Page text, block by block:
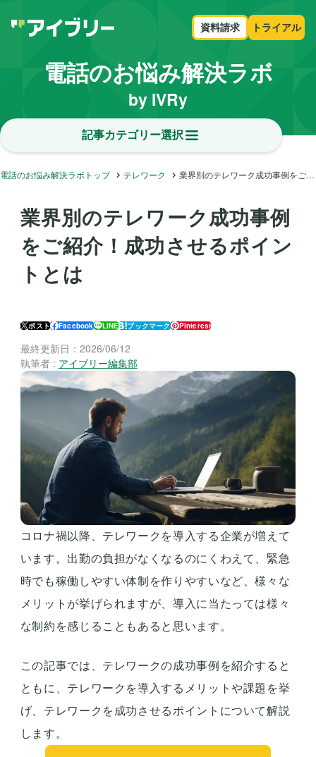
資料請求 トライアル
電話のお悩み解決ラボ
by IVRy
記事カテゴリー選択
電話のお悩み解決ラボトップ テレワーク 業界別のテレワーク成功事例をご紹介！成功させるポイントとは
業界別のテレワーク成功事例
をご紹介！成功させるポイン
トとは
ポスト Facebook LINE ブックマーク Pinterest
最終更新日： 2026/06/12
執筆者 : アイブリー編集部
コロナ禍以降、テレワークを導入する企業が増えて
います。出勤の負担がなくなるのにくわえて、緊急
時でも稼働しやすい体制を作りやすいなど、様々な
メリットが挙げられますが、導入に当たっては様々
な制約を感じることもあると思います。
この記事では、テレワークの成功事例を紹介すると
ともに、テレワークを導入するメリットや課題を挙
げ、テレワークを成功させるポイントについて解説
します。